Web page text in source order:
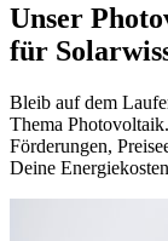
Unser
für
Bleib auf dem
Thema
Förderungen,
Deine